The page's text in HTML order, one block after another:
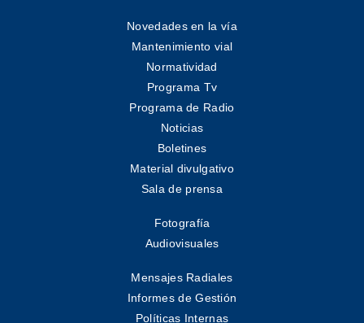
Novedades en la vía
Mantenimiento vial
Normatividad
Programa Tv
Programa de Radio
Noticias
Boletines
Material divulgativo
Sala de prensa
Fotografía
Audiovisuales
Mensajes Radiales
Informes de Gestión
Políticas Internas